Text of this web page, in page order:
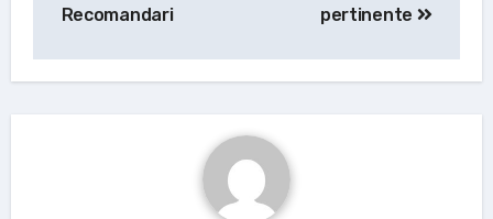
Recomandari
pertinente